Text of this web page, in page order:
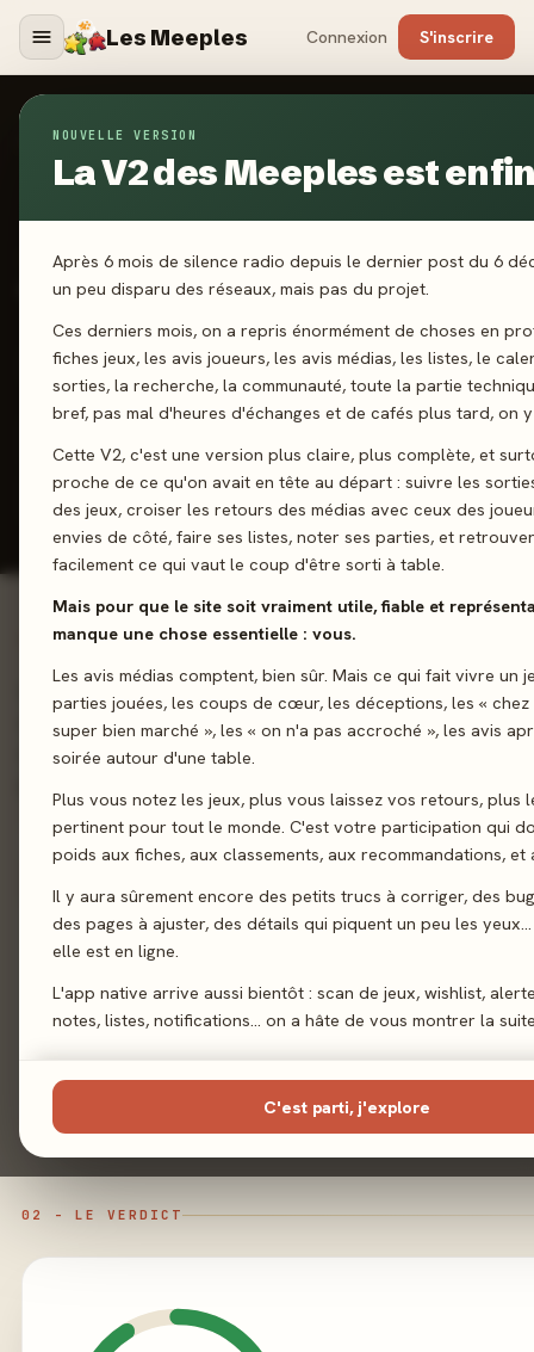
Les Meeples Connexion S'inscrire
NOUVELLE VERSION
La V2 des Meeples est
Après 6 mois de silence radio depuis le dernier post du 6
un peu disparu des réseaux, mais pas du projet.
Ces derniers mois, on a repris énormément de choses en
fiches jeux, les avis joueurs, les avis médias, les listes, le
sorties, la recherche, la communauté, toute la partie
bref, pas mal d'heures d'échanges et de cafés plus tard, on
Cette V2, c'est une version plus claire, plus complète, et
proche de ce qu'on avait en tête au départ : suivre les
des jeux, croiser les retours des médias avec ceux des
envies de côté, faire ses listes, noter ses parties, et
facilement ce qui vaut le coup d'être sorti à table.
Mais pour que le site soit vraiment utile, fiable et
manque une chose essentielle : vous.
Les avis médias comptent, bien sûr. Mais ce qui fait vivre un
parties jouées, les coups de cœur, les déceptions, les « chez
super bien marché », les « on n'a pas accroché », les avis
soirée autour d'une table.
Plus vous notez les jeux, plus vous laissez vos retours, plus
pertinent pour tout le monde. C'est votre participation qui
poids aux fiches, aux classements, aux recommandations, et
Il y aura sûrement encore des petits trucs à corriger, des
des pages à ajuster, des détails qui piquent un peu les
elle est en ligne.
L'app native arrive aussi bientôt : scan de jeux, wishlist,
notes, listes, notifications… on a hâte de vous montrer la
C'est parti, j'explore
Jeux/Toy Battle
2025·REPOS PRODUCTION
Toy Battle
2 joueurs 8 ans+ 20 min Majorité
Donner mon avis
01 - LE JEU
Embarquez vos jouets dans un duel tendu, tactique et sans
des troupes de jouets dont le but est de gagner le plus de
d'occuper le quartier général adverse. Piochez vos troupes,
Majorité
Sortie
Auteur Paolo Mori ·
02 - LE VERDICT